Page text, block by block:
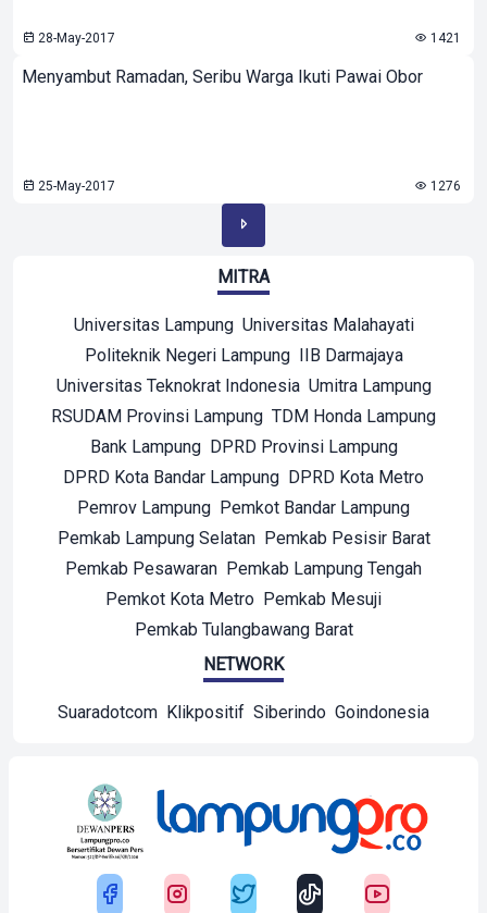
28-May-2017 1421
Menyambut Ramadan, Seribu Warga Ikuti Pawai Obor
25-May-2017 1276
MITRA
Universitas Lampung Universitas Malahayati
Politeknik Negeri Lampung IIB Darmajaya
Universitas Teknokrat Indonesia Umitra Lampung
RSUDAM Provinsi Lampung TDM Honda Lampung
Bank Lampung DPRD Provinsi Lampung
DPRD Kota Bandar Lampung DPRD Kota Metro
Pemrov Lampung Pemkot Bandar Lampung
Pemkab Lampung Selatan Pemkab Pesisir Barat
Pemkab Pesawaran Pemkab Lampung Tengah
Pemkot Kota Metro Pemkab Mesuji
Pemkab Tulangbawang Barat
NETWORK
Suaradotcom Klikpositif Siberindo Goindonesia